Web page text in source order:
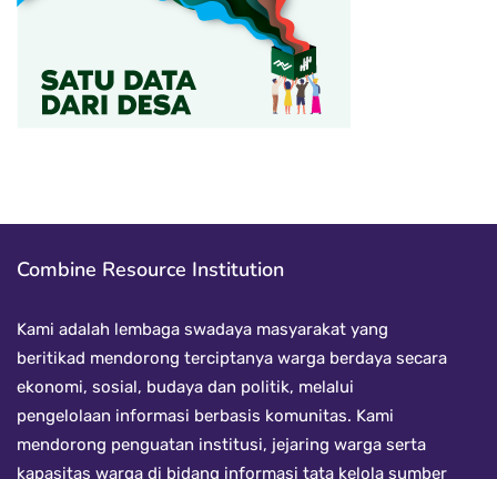
Combine Resource Institution
Kami adalah lembaga swadaya masyarakat yang
beritikad mendorong terciptanya warga berdaya secara
ekonomi, sosial, budaya dan politik, melalui
pengelolaan informasi berbasis komunitas. Kami
mendorong penguatan institusi, jejaring warga serta
kapasitas warga di bidang informasi tata kelola sumber